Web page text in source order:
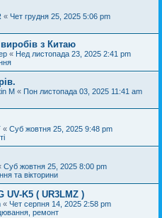
« Чет грудня 25, 2025 5:06 pm
з Китаю
« Нед листопада 23, 2025 2:41 pm
M « Пон листопада 03, 2025 11:41 am
« Суб жовтня 25, 2025 9:48 pm
Суб жовтня 25, 2025 8:00 pm
та вікторини
UV-K5 ( UR3LMZ )
« Чет серпня 14, 2025 2:58 pm
ремонт